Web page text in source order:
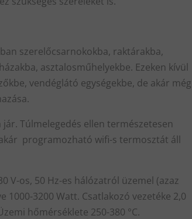
szerelőcsarnokokba, raktárakba,
asztalosműhelyekbe. Ezeken kívül
vendéglátó egységekbe, de akár még
Túlmelegedés ellen természetesen
programozható wifi-s termosztát áll
V-os, 50 Hz-es hálózatról üzemel (azaz
3200 Watt. Csatlakozó vezetéke 2,0
hőmérséklete 250-380 °C.